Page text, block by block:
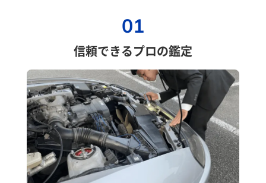
01
信頼できるプロの鑑定